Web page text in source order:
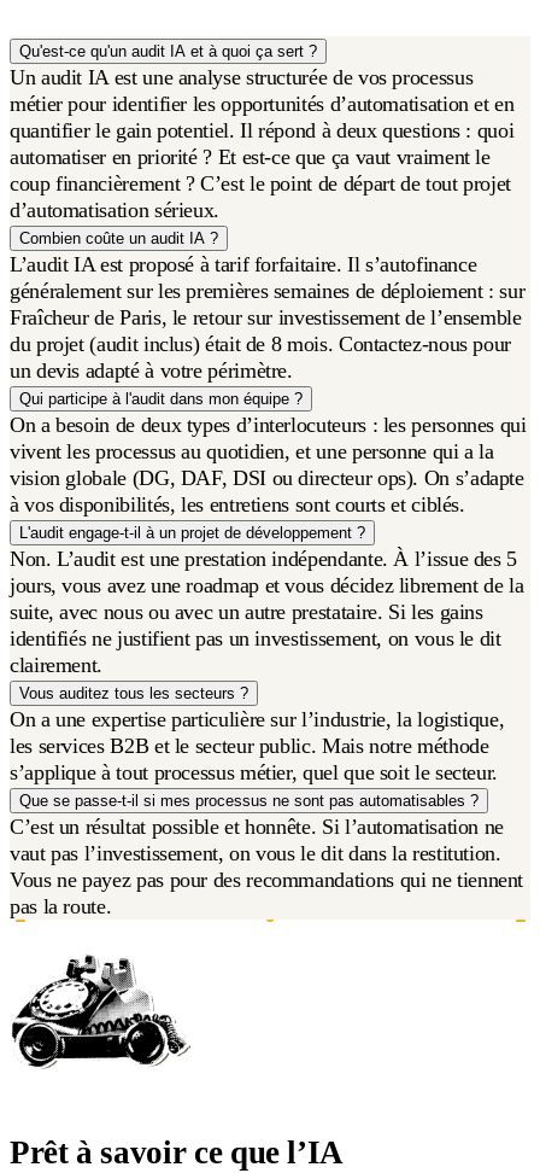
Qu'est-ce qu'un audit IA et à quoi ça sert ?
Un audit IA est une analyse structurée de vos processus
métier pour identifier les opportunités d’automatisation et en
quantifier le gain potentiel. Il répond à deux questions : quoi
automatiser en priorité ? Et est-ce que ça vaut vraiment le
coup financièrement ? C’est le point de départ de tout projet
d’automatisation sérieux.
Combien coûte un audit IA ?
L’audit IA est proposé à tarif forfaitaire. Il s’autofinance
généralement sur les premières semaines de déploiement : sur
Fraîcheur de Paris, le retour sur investissement de l’ensemble
du projet (audit inclus) était de 8 mois. Contactez-nous pour
un devis adapté à votre périmètre.
Qui participe à l'audit dans mon équipe ?
On a besoin de deux types d’interlocuteurs : les personnes qui
vivent les processus au quotidien, et une personne qui a la
vision globale (DG, DAF, DSI ou directeur ops). On s’adapte
à vos disponibilités, les entretiens sont courts et ciblés.
L'audit engage-t-il à un projet de développement ?
Non. L’audit est une prestation indépendante. À l’issue des 5
jours, vous avez une roadmap et vous décidez librement de la
suite, avec nous ou avec un autre prestataire. Si les gains
identifiés ne justifient pas un investissement, on vous le dit
clairement.
Vous auditez tous les secteurs ?
On a une expertise particulière sur l’industrie, la logistique,
les services B2B et le secteur public. Mais notre méthode
s’applique à tout processus métier, quel que soit le secteur.
Que se passe-t-il si mes processus ne sont pas automatisables ?
C’est un résultat possible et honnête. Si l’automatisation ne
vaut pas l’investissement, on vous le dit dans la restitution.
Vous ne payez pas pour des recommandations qui ne tiennent
pas la route.
Prêt à savoir ce que l’IA